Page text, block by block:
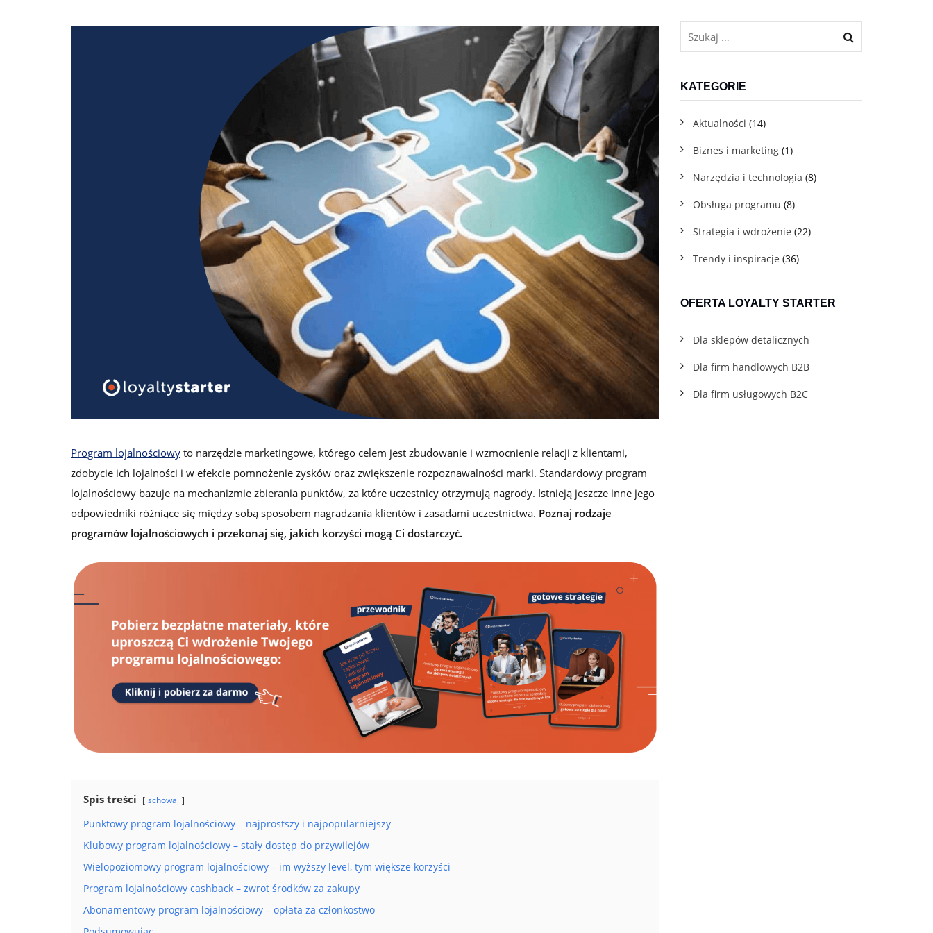
Program lojalnościowy lub wsparcia sprzedaży dla
producentów, hurtowni, dystrybutorów i sklepów
branżowych
Dla firm usługowych B2C
Program lojalnościowy w telefonie dla gastronomii, beauty,
fitnessu i innych branż usługowych
Zainspiruj się case studies z prawdziwych wdrożeń naszych
Opinie
Dowiedz się, co o platformie Loyalty Starter myślą jej
Darmowe materiały do pobrania
Pobierz pakiet praktycznych e-booków, które pomogą Ci
we wdrożeniu
Programy lojalnościowe krok po kroku
Zobacz przewodnik wprowadzający w temat programów
Dowiedz się więcej o konfiguracji programu
lojalnościowego w Loyalty Starter
Sprawdź eksperckie artykuły z wiedzą i praktycznymi
wskazówkami
Zamów darmową konsultację
Program lojalnościowy to narzędzie marketingowe, którego celem jest zbudowanie i wzmocnienie relacji z klientami,
zdobycie ich lojalności i w efekcie pomnożenie zysków oraz zwiększenie rozpoznawalności marki. Standardowy program
lojalnościowy bazuje na mechanizmie zbierania punktów, za które uczestnicy otrzymują nagrody. Istnieją jeszcze inne jego
odpowiedniki różniące się między sobą sposobem nagradzania klientów i zasadami uczestnictwa. Poznaj rodzaje
programów lojalnościowych i przekonaj się, jakich korzyści mogą Ci dostarczyć.
Spis treści schowaj
Punktowy program lojalnościowy – najprostszy i najpopularniejszy
Klubowy program lojalnościowy – stały dostęp do przywilejów
Wielopoziomowy program lojalnościowy – im wyższy level, tym większe korzyści
Program lojalnościowy cashback – zwrot środków za zakupy
Abonamentowy program lojalnościowy – opłata za członkostwo
KATEGORIE
Aktualności (14)
Biznes i marketing(1)
Narzędzia i technologia (8)
Obsługa programu (8)
Strategia i wdrożenie (22)
Trendy i inspiracje (36)
OFERTA LOYALTY STARTER
Dla sklepów detalicznych
Dla firm handlowych B2B
Dla firm usługowych B2C